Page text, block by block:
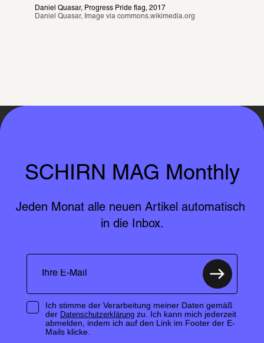
Daniel Quasar, Progress Pride flag, 2017
Daniel Quasar, Image via commons.wikimedia.org
SCHIRN MAG Monthly
Jeden Monat alle neuen Artikel automatisch
in die Inbox.
Ich stimme der Verarbeitung meiner Daten gemäß
der Datenschutzerklärungzu. Ich kann mich jederzeit
abmelden, indem ich auf den Link im Footer der E-
Mails klicke.